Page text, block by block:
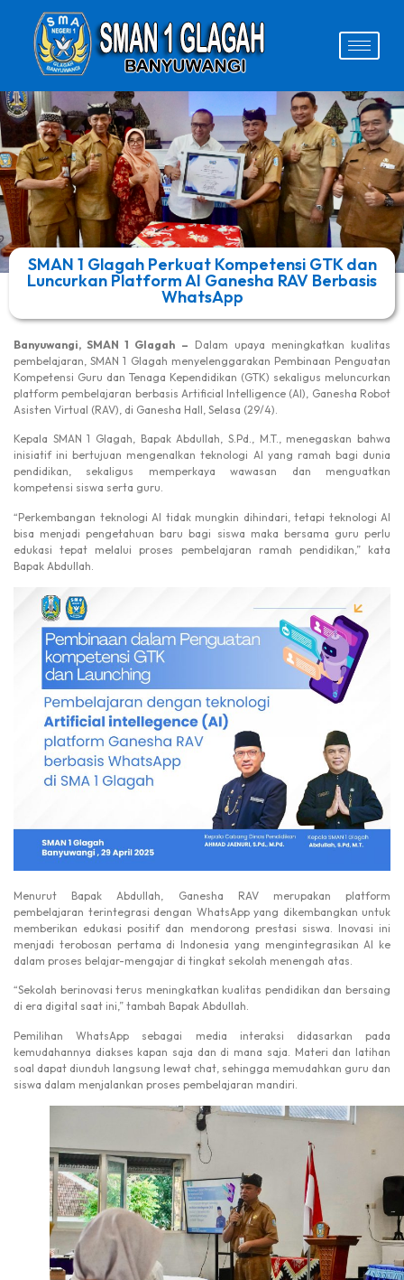
SMAN 1 Glagah Perkuat Kompetensi GTK dan
Luncurkan Platform AI Ganesha RAV Berbasis
WhatsApp
Banyuwangi, SMAN 1 Glagah – Dalam upaya meningkatkan kualitas
pembelajaran, SMAN 1 Glagah menyelenggarakan Pembinaan Penguatan
Kompetensi Guru dan Tenaga Kependidikan (GTK) sekaligus meluncurkan
platform pembelajaran berbasis Artificial Intelligence (AI), Ganesha Robot
Asisten Virtual (RAV), di Ganesha Hall, Selasa (29/4).
Kepala SMAN 1 Glagah, Bapak Abdullah, S.Pd., M.T., menegaskan bahwa
inisiatif ini bertujuan mengenalkan teknologi AI yang ramah bagi dunia
pendidikan, sekaligus memperkaya wawasan dan menguatkan
kompetensi siswa serta guru.
“Perkembangan teknologi AI tidak mungkin dihindari, tetapi teknologi AI
bisa menjadi pengetahuan baru bagi siswa maka bersama guru perlu
edukasi tepat melalui proses pembelajaran ramah pendidikan,” kata
Bapak Abdullah.
Menurut Bapak Abdullah, Ganesha RAV merupakan platform
pembelajaran terintegrasi dengan WhatsApp yang dikembangkan untuk
memberikan edukasi positif dan mendorong prestasi siswa. Inovasi ini
menjadi terobosan pertama di Indonesia yang mengintegrasikan AI ke
dalam proses belajar-mengajar di tingkat sekolah menengah atas.
“Sekolah berinovasi terus meningkatkan kualitas pendidikan dan bersaing
di era digital saat ini,” tambah Bapak Abdullah.
Pemilihan WhatsApp sebagai media interaksi didasarkan pada
kemudahannya diakses kapan saja dan di mana saja. Materi dan latihan
soal dapat diunduh langsung lewat chat, sehingga memudahkan guru dan
siswa dalam menjalankan proses pembelajaran mandiri.